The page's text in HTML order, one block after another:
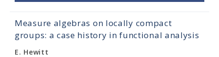
Measure algebras on locally compact
groups: a case history in functional analysis
E. Hewitt